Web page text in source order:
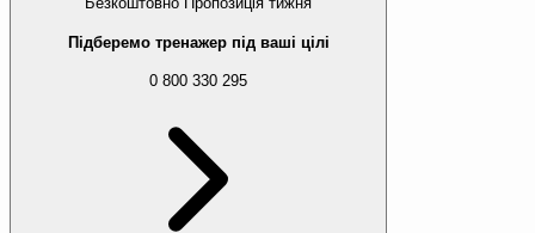
Підберемо тренажер під ваші цілі
0 800 330 295